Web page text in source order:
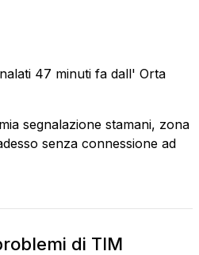
47 minuti fa dall' Orta
segnalazione stamani, zona
senza connessione ad
di TIM